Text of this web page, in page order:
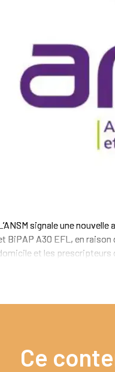
signale une
BiPAP A30 EFL, en raison
et les prescripteurs
Ce